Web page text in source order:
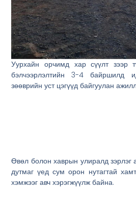
Уурхайн орчимд хар сүүлт зээр
бэлчээрлэлтийн 3-4 байршилд
зөөврийн уст цэгүүд байгуулан
Өвөл болон хаврын улиралд зэрлэг
дутмаг үед сум орон нутагтай
хэмжээг авч хэрэгжүүлж байна.